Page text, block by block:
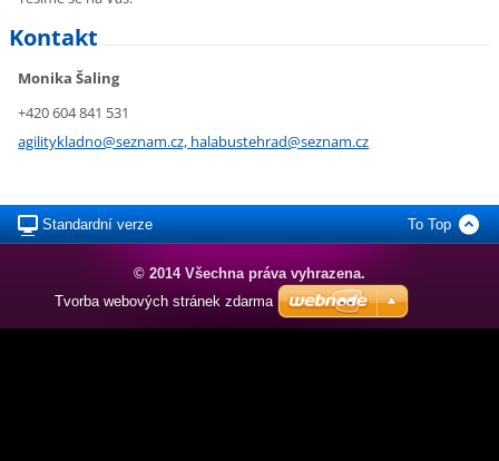
Kontakt
Monika Šaling
+420 604 841 531
agilitykladno@seznam.cz, halabustehrad@seznam.cz
Standardní verze To Top
© 2014 Všechna práva vyhrazena.
Tvorba webových stránek zdarma